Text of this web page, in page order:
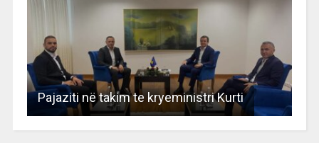
Pajaziti në takim te kryeministri Kurti